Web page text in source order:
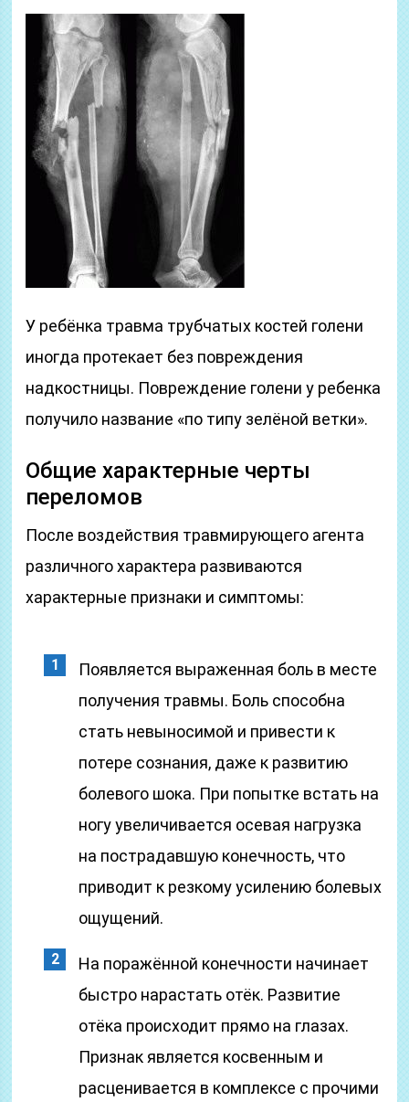
У ребёнка травма трубчатых костей голени
иногда протекает без повреждения
надкостницы. Повреждение голени у ребенка
получило название «по типу зелёной ветки».
Общие характерные черты
переломов
После воздействия травмирующего агента
различного характера развиваются
характерные признаки и симптомы:
Появляется выраженная боль в месте
получения травмы. Боль способна
стать невыносимой и привести к
потере сознания, даже к развитию
болевого шока. При попытке встать на
ногу увеличивается осевая нагрузка
на пострадавшую конечность, что
приводит к резкому усилению болевых
ощущений.
На поражённой конечности начинает
быстро нарастать отёк. Развитие
отёка происходит прямо на глазах.
Признак является косвенным и
расценивается в комплексе с прочими